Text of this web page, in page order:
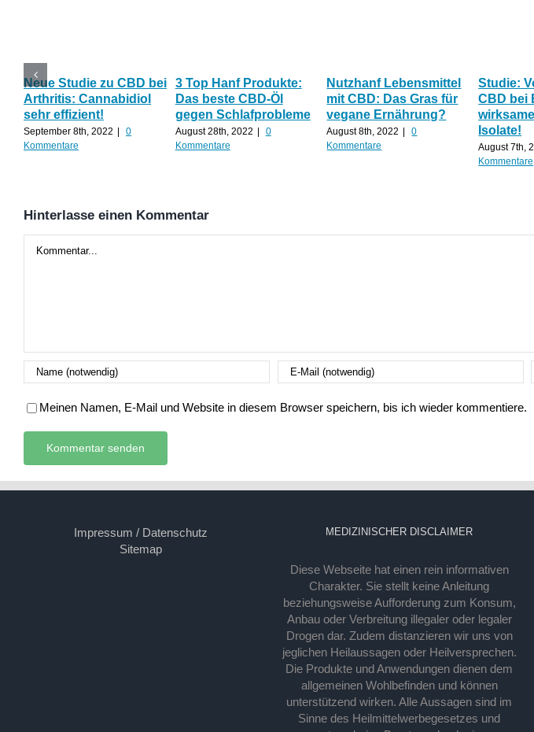
Neue Studie zu CBD bei
Arthritis: Cannabidiol
sehr effizient!
September 8th, 2022 |
0
Kommentare
3 Top Hanf Produkte:
Das beste CBD-Öl
gegen Schlafprobleme
August 28th, 2022 |
0
Kommentare
Nutzhanf Lebensmittel
mit CBD: Das Gras für
vegane Ernährung?
August 8th, 2022 |
0
Kommentare
Studie:
CBD bei
Isolate!
August 7th,
Kommentare
Hinterlasse einen Kommentar
Meinen Namen, E-Mail und Website in diesem Browser speichern, bis ich wieder kommentiere.
Impressum / Datenschutz
Sitemap
MEDIZINISCHER DISCLAIMER
Diese Webseite hat einen rein informativen
Charakter. Sie stellt keine Anleitung
beziehungsweise Aufforderung zum Konsum,
Anbau oder Verbreitung illegaler oder legaler
Drogen dar. Zudem distanzieren wir uns von
jeglichen Heilaussagen oder Heilversprechen.
Die Produkte und Anwendungen dienen dem
allgemeinen Wohlbefinden und können
unterstützend wirken. Alle Aussagen sind im
Sinne des Heilmittelwerbegesetzes und